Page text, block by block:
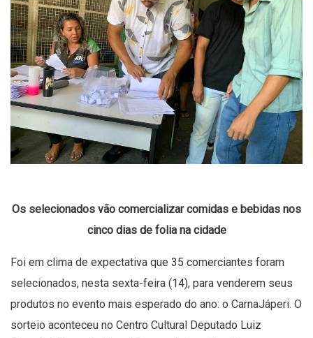
Os selecionados vão comercializar comidas e bebidas nos
cinco dias de folia na cidade
Foi em clima de expectativa que 35 comerciantes foram
selecionados, nesta sexta-feira (14), para venderem seus
produtos no evento mais esperado do ano: o CarnaJáperi. O
sorteio aconteceu no Centro Cultural Deputado Luiz